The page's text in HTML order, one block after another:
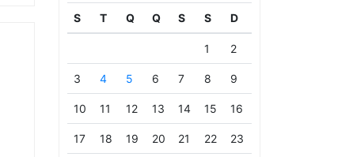
S T Q Q S S D
1 2
3 4 5 6 7 8 9
10 11 12 13 14 15 16
17 18 19 20 21 22 23